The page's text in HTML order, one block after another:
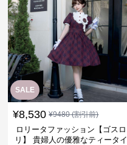
SALE
¥8,530 ¥9480(割引前)
ロリータファッション【ゴスロ
リ】 貴婦人の優雅なティータイ